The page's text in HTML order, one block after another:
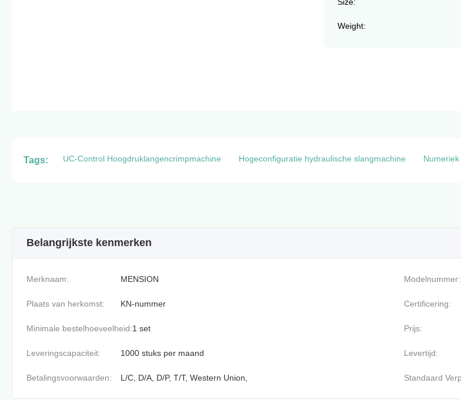
Weight:
Tags: UC-Control Hoogdruklangencrimpmachine Hogeconfiguratie hydraulische slangmachine
Belangrijkste kenmerken
Merknaam: MENSION Modelnummer:
Plaats van herkomst: KN-nummer Certificering:
Minimale bestelhoeveelheid:1 set Prijs:
Leveringscapaciteit: 1000 stuks per maand Levertijd:
Betalingsvoorwaarden: L/C, D/A, D/P, T/T, Western Union, Standaard